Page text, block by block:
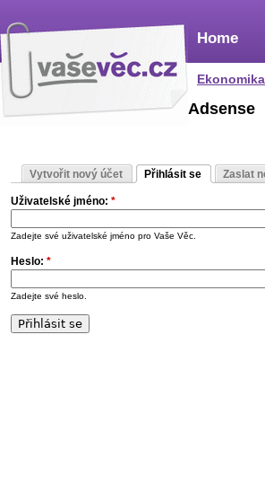
Home
Ekonomika
Adsense
Vytvořit nový účet Přihlásit se Zaslat
Uživatelské jméno: *
Zadejte své uživatelské jméno pro Vaše Věc.
Heslo: *
Zadejte své heslo.